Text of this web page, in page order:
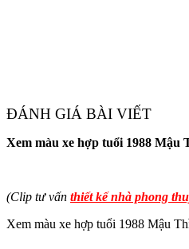
ĐÁNH GIÁ BÀI VIẾT
Xem màu xe hợp tuổi 1988 Mậu
(Clip tư vấn thiết kế nhà phong
Xem màu xe hợp tuổi 1988 Mậu